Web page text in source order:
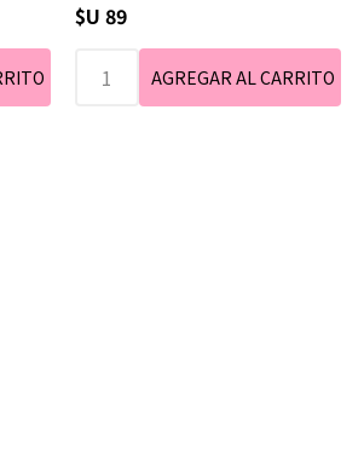
$U 89